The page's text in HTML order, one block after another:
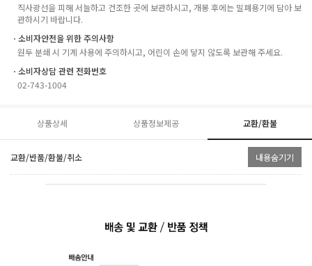
직사광선을 피해 서늘하고 건조한 곳에 보관하시고, 개봉 후에는 밀폐용기에 담아 보
관하시기 바랍니다.
ㆍ소비자안전을 위한 주의사항
원두 분쇄 시 기계 사용에 주의하시고, 어린이 손에 닿지 않도록 보관해 주세요.
ㆍ소비자상담 관련 전화번호
02-743-1004
상품상세 상품정보제공 교환/환불
교환/반품/환불/취소 내용숨기기